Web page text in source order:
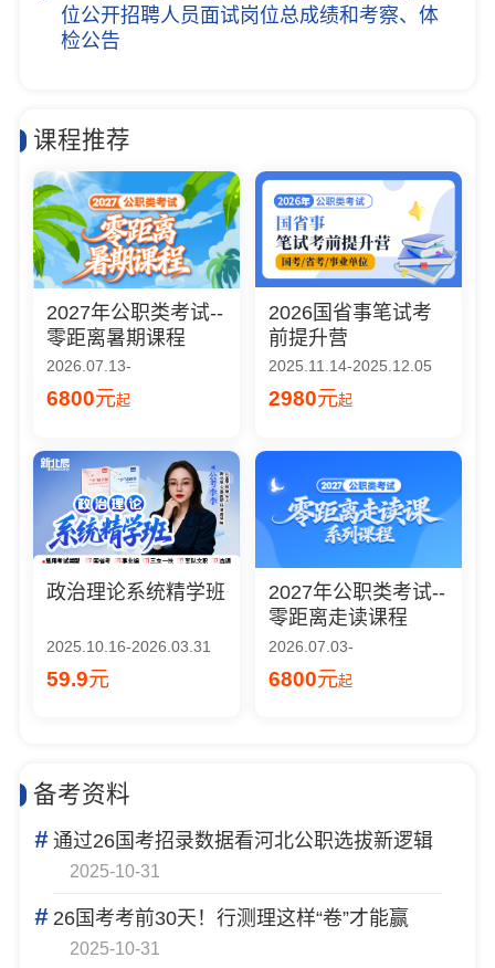
位公开招聘人员面试岗位总成绩和考察、体
检公告
课程推荐
2027年公职类考试--
零距离暑期课程
2026.07.13-
6800元起
2026国省事笔试考
前提升营
2025.11.14-2025.12.05
2980元起
政治理论系统精学班
2025.10.16-2026.03.31
59.9元
2027年公职类考试--
零距离走读课程
2026.07.03-
6800元起
备考资料
#通过26国考招录数据看河北公职选拔新逻辑
2025-10-31
#26国考考前30天！行测理这样“卷”才能赢
2025-10-31